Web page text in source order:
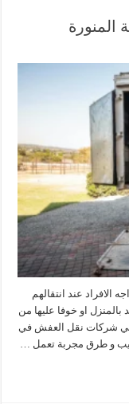
الافراد عند انتقالهم
او خوفا عليها من
الي شركات نقل العفش في
و طرق مجربة تعمل …